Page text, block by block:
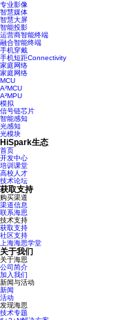
专业影像
智慧媒体
智慧大屏
智能投影
运营商智能终端
融合智能终端
手机穿戴
手机短距Connectivity
家庭网络
家庭网络
MCU
A²MCU
A²MPU
模拟
信号链芯片
智能感知
光感知
光模块
HiSpark生态
首页
开发中心
培训课堂
高校人才
技术论坛
获取支持
购买渠道
渠道信息
联系海思
技术支持
获取支持
社区支持
上海海思学堂
关于我们
关于海思
公司简介
加入我们
新闻与活动
新闻
活动
发现海思
技术专题